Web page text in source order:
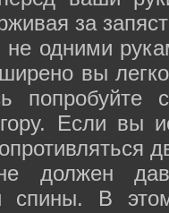
за
не одними
вы
попробуйте
Если вы
не должен
спины. В